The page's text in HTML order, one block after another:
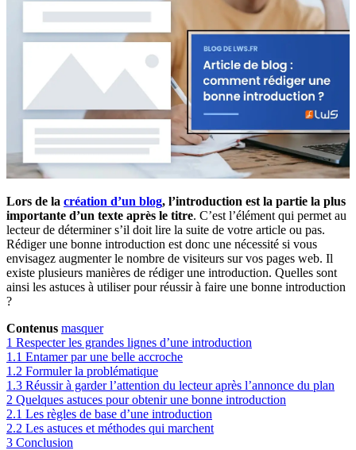
Lors de la création d’un blog, l’introduction est la partie la plus
importante d’un texte après le titre. C’est l’élément qui permet au
lecteur de déterminer s’il doit lire la suite de votre article ou pas.
Rédiger une bonne introduction est donc une nécessité si vous
envisagez augmenter le nombre de visiteurs sur vos pages web. Il
existe plusieurs manières de rédiger une introduction. Quelles sont
ainsi les astuces à utiliser pour réussir à faire une bonne introduction
?
Contenus masquer
1 Respecter les grandes lignes d’une introduction
1.1 Entamer par une belle accroche
1.2 Formuler la problématique
1.3 Réussir à garder l’attention du lecteur après l’annonce du plan
2 Quelques astuces pour obtenir une bonne introduction
2.1 Les règles de base d’une introduction
2.2 Les astuces et méthodes qui marchent
3 Conclusion